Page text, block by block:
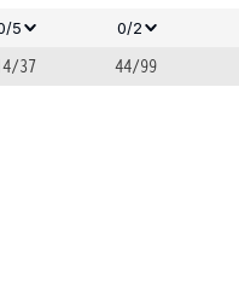
5 0/2
37 44/99